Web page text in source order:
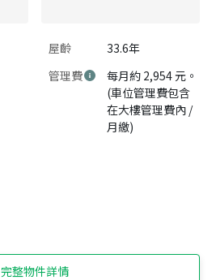
屋齡
33.6年
管理費
每月約 2,954 元。
(車位管理費包含
在大樓管理費內 /
月繳)
完整物件詳情